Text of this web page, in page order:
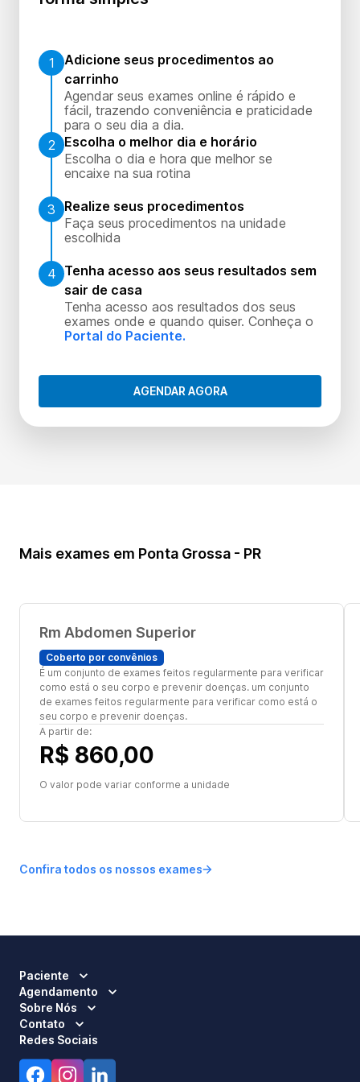
1
Adicione seus procedimentos ao
carrinho
Agendar seus exames online é rápido e
fácil, trazendo conveniência e praticidade
para o seu dia a dia.
2
Escolha o melhor dia e horário
Escolha o dia e hora que melhor se
encaixe na sua rotina
3
Realize seus procedimentos
Faça seus procedimentos na unidade
escolhida
4 Tenha acesso aos seus resultados sem
sair de casa
Tenha acesso aos resultados dos seus
exames onde e quando quiser. Conheça o
Portal do Paciente.
AGENDAR AGORA
Mais exames em Ponta Grossa - PR
Rm Abdomen Superior
Coberto por convênios
É um conjunto de exames feitos regularmente para verificar
como está o seu corpo e prevenir doenças. um conjunto
de exames feitos regularmente para verificar como está o
seu corpo e prevenir doenças.
A partir de:
R$ 860,00
O valor pode variar conforme a unidade
Confira todos os nossos exames
Paciente
Agendamento
Sobre Nós
Contato
Redes Sociais